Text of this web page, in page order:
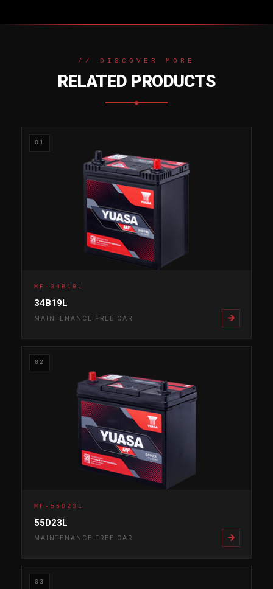
// DISCOVER MORE
RELATED PRODUCTS
01
MF-34B19L
34B19L
MAINTENANCE FREE CAR
02
MF-55D23L
55D23L
MAINTENANCE FREE CAR
03